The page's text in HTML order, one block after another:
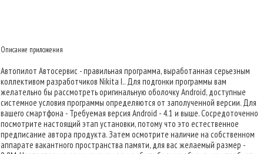
Описание приложения
Автопилот Автосервис - правильная программа, выработанная серьезным
коллективом разработчиков Nikita I.. Для подгонки программы вам
желательно бы рассмотреть оригинальную оболочку Android, доступные
системное условия программы определяются от заполученной версии. Для
вашего смартфона - Требуемая версия Android - 4.1 и выше. Сосредоточенно
посмотрите настоящий этап установки, потому что это естественное
предписание автора продукта. Затем осмотрите наличие на собственном
аппарате вакантного пространства памяти, для вас желаемый размер -